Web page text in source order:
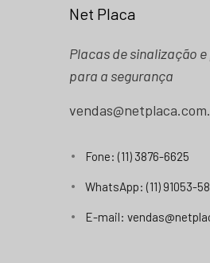
Net Placa
Placas de sinalização
para a segurança
Fone: (11) 3876-6625
WhatsApp: (11) 91053-
E-mail: